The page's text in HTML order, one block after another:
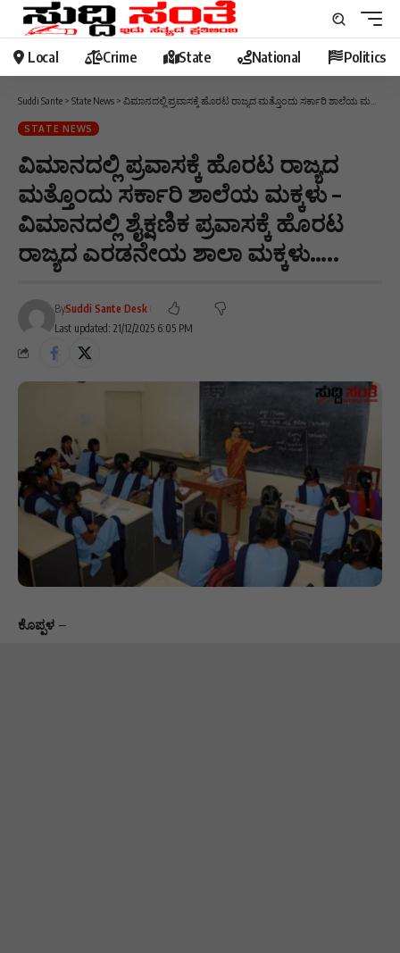
Local Crime State National Politics
Suddi Sante > State News > ವಿಮಾನದಲ್ಲಿ ಪ್ರವಾಸಕ್ಕೆ ಹೊರಟ ರಾಜ್ಯದ ಮತ್ತೊಂದು ಸರ್ಕಾರಿ ಶಾಲೆಯ ಮಕ್ಕಳು – ವಿಮಾನದಲ್ಲಿ ಶೈಕ್ಷಣಿಕ ಪ್ರವಾಸಕ್ಕೆ ಹೊರಟ ರಾಜ್ಯದ ಎರಡನೇಯ ಶಾಲಾ ಮಕ್ಕಳು…..
STATE NEWS
ವಿಮಾನದಲ್ಲಿ ಪ್ರವಾಸಕ್ಕೆ ಹೊರಟ ರಾಜ್ಯದ
ಮತ್ತೊಂದು ಸರ್ಕಾರಿ ಶಾಲೆಯ ಮಕ್ಕಳು –
ವಿಮಾನದಲ್ಲಿ ಶೈಕ್ಷಣಿಕ ಪ್ರವಾಸಕ್ಕೆ ಹೊರಟ
ರಾಜ್ಯದ ಎರಡನೇಯ ಶಾಲಾ ಮಕ್ಕಳು…..
Last updated: 21/12/2025 6:05 PM
BySuddi Sante Desk
ಕೊಪ್ಪಳ –